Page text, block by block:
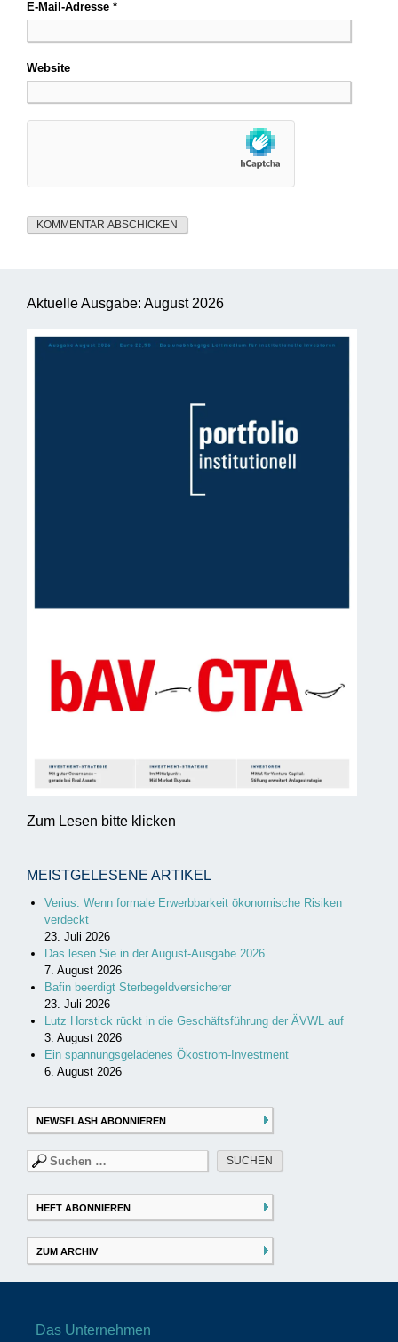
E-Mail-Adresse *
Website
Aktuelle Ausgabe: August 2026
Zum Lesen bitte klicken
MEISTGELESENE ARTIKEL
Verius: Wenn formale Erwerbbarkeit ökonomische Risiken
verdeckt
23. Juli 2026
Das lesen Sie in der August-Ausgabe 2026
7. August 2026
Bafin beerdigt Sterbegeldversicherer
23. Juli 2026
Lutz Horstick rückt in die Geschäftsführung der ÄVWL auf
3. August 2026
Ein spannungsgeladenes Ökostrom-Investment
6. August 2026
NEWSFLASH ABONNIEREN
Suchen
nach:
HEFT ABONNIEREN
ZUM ARCHIV
Das Unternehmen